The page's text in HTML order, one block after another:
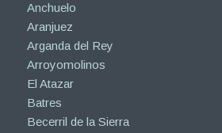
Anchuelo
Aranjuez
Arganda del Rey
Arroyomolinos
El Atazar
Batres
Becerril de la Sierra